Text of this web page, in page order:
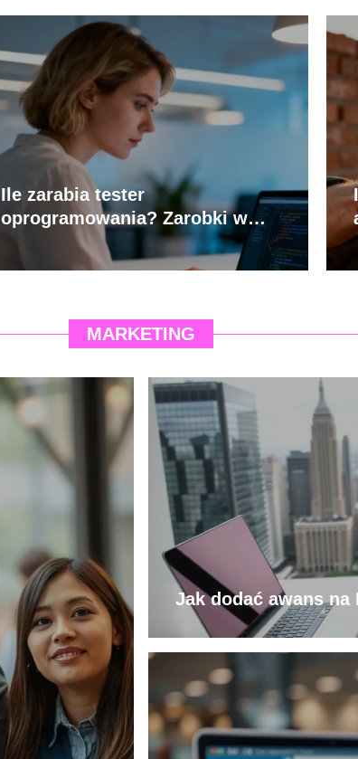
Ile zarabia tester
oprogramowania? Zarobki w
branży IT
MARKETING
Jak dodać awans na